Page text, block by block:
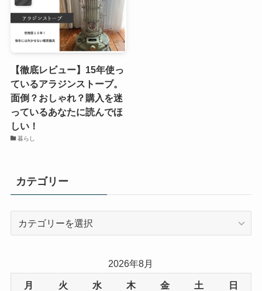
【徹底レビュー】15年使っ
ているアラジンストーブ。
面倒？おしゃれ？購入を迷
っているあなたに読んでほ
しい！
暮らし
カテゴリー
ー
2026年8月
月 火 水 木 金 土 日